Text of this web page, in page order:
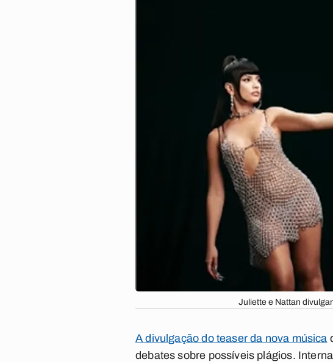
Juliette e Nattan
A divulgação do teaser da nova música
debates sobre possíveis plágios.